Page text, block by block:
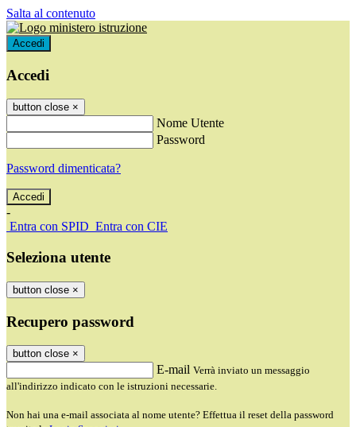
Salta al contenuto
Accedi
Accedi
button close ×
Nome Utente
Password
Password dimenticata?
-
Entra con SPID Entra con CIE
Seleziona utente
button close ×
Recupero password
button close ×
E-mail Verrà inviato un messaggio
all'indirizzo indicato con le istruzioni necessarie.
Non hai una e-mail associata al nome utente? Effettua il reset della password